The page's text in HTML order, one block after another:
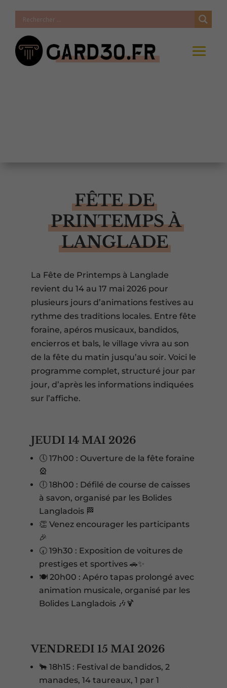
FÊTE DE
PRINTEMPS À
LANGLADE
La Fête de Printemps à Langlade
revient du 14 au 17 mai 2026 pour
plusieurs jours d’animations festives au
rythme des traditions locales. Entre fête
foraine, apéros musicaux, bandidos,
encierros et bals, le village vivra au son
de la fête du matin jusqu’au soir. Voici le
programme complet, structuré jour par
jour, d’après les informations indiquées
sur l’affiche.
JEUDI 14 MAI 2026
🕔 17h00 : Ouverture de la fête foraine
🎡
🕕 18h00 : Défilé de course de caisses
à savon, organisé par les Bolides
Langladois 🏁
👏 Venez encourager les participants
🎉
🕢 19h30 : Exposition de voitures de
prestiges et sportives 🚗✨
🍽️ 20h00 : Apéro tapas prolongé avec
animation musicale, organisé par les
Bolides Langladois 🎶🍹
VENDREDI 15 MAI 2026
🐂 18h15 : Festival de bandidos, 2
manades, 14 taureaux, 1 par 1